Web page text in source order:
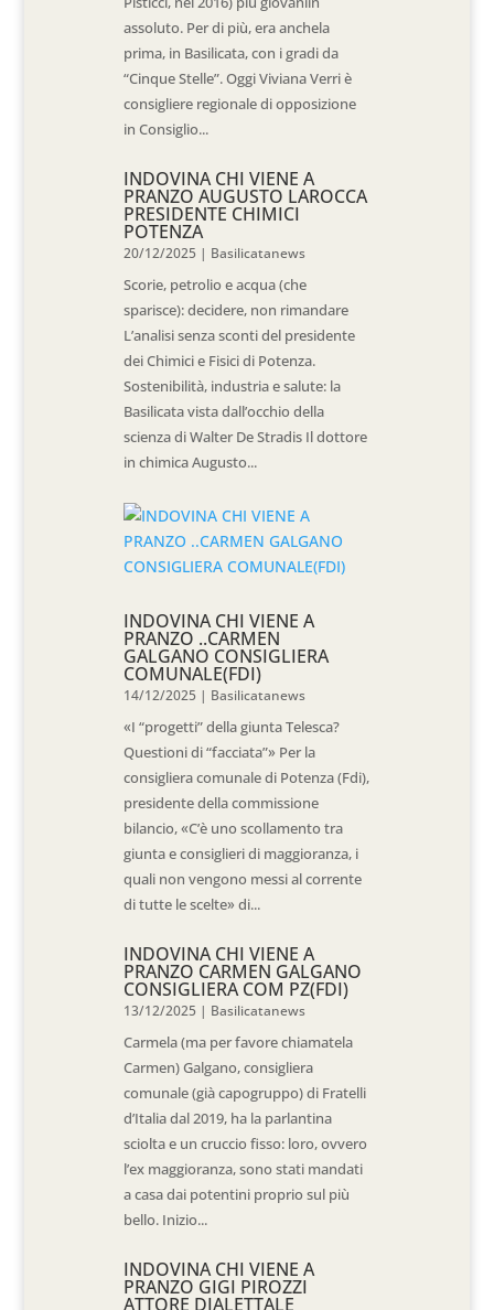
assoluto. Per di più, era anchela
prima, in Basilicata, con i gradi da
“Cinque Stelle”. Oggi Viviana Verri è
consigliere regionale di opposizione
in Consiglio...
INDOVINA CHI VIENE A
PRANZO AUGUSTO LAROCCA
PRESIDENTE CHIMICI
POTENZA
20/12/2025 | Basilicatanews
Scorie, petrolio e acqua (che
sparisce): decidere, non rimandare
L’analisi senza sconti del presidente
dei Chimici e Fisici di Potenza.
Sostenibilità, industria e salute: la
Basilicata vista dall’occhio della
scienza di Walter De Stradis Il dottore
in chimica Augusto...
INDOVINA CHI VIENE A
PRANZO ..CARMEN
GALGANO CONSIGLIERA
COMUNALE(FDI)
14/12/2025 | Basilicatanews
«I “progetti” della giunta Telesca?
Questioni di “facciata”» Per la
consigliera comunale di Potenza (Fdi),
presidente della commissione
bilancio, «C’è uno scollamento tra
giunta e consiglieri di maggioranza, i
quali non vengono messi al corrente
di tutte le scelte» di...
INDOVINA CHI VIENE A
PRANZO CARMEN GALGANO
CONSIGLIERA COM PZ(FDI)
13/12/2025 | Basilicatanews
Carmela (ma per favore chiamatela
Carmen) Galgano, consigliera
comunale (già capogruppo) di Fratelli
d’Italia dal 2019, ha la parlantina
sciolta e un cruccio fisso: loro, ovvero
l’ex maggioranza, sono stati mandati
a casa dai potentini proprio sul più
bello. Inizio...
INDOVINA CHI VIENE A
PRANZO GIGI PIROZZI
ATTORE DIALETTALE